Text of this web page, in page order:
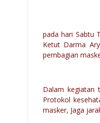
pada hari Sabtu
Ketut Darma
pembagian
Dalam kegiatan
Protokol
masker, Jaga